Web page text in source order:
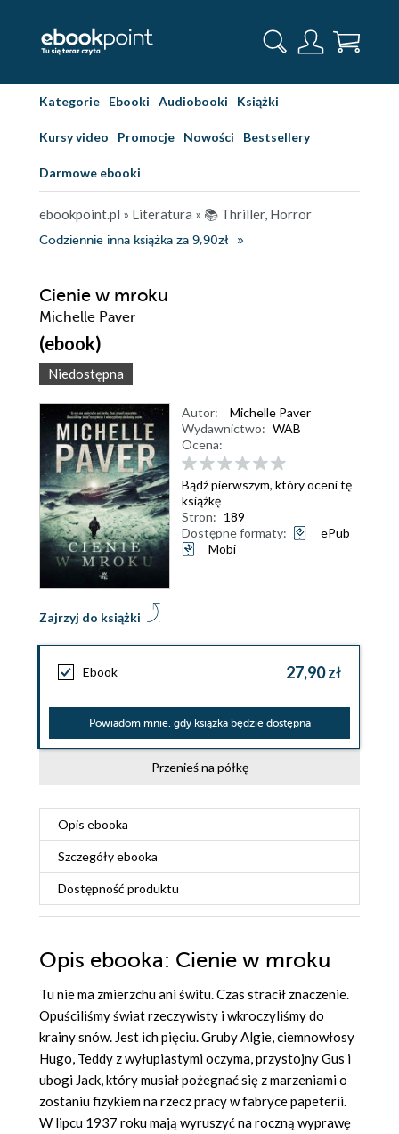
Kategorie Ebooki Audiobooki Książki
Kursy video Promocje Nowości Bestsellery
Darmowe ebooki
ebookpoint.pl » Literatura » 📚 Thriller, Horror
Codziennie inna książka za 9,90zł
Cienie w mroku
Michelle Paver
(ebook)
Niedostępna
Zajrzyj do książki
Autor:
Michelle Paver
Wydawnictwo: WAB
Ocena:
Bądź pierwszym, który oceni tę
książkę
Stron: 189
Dostępne formaty:
ePub
Mobi
Ebook 27,90 zł
Powiadom mnie, gdy książka będzie dostępna
Przenieś na półkę
Opis ebooka
Szczegółyebooka
Dostępność produktu
Opis ebooka: Cienie w mroku
Tu nie ma zmierzchu ani świtu. Czas stracił znaczenie.
Opuściliśmy świat rzeczywisty i wkroczyliśmy do
krainy snów. Jest ich pięciu. Gruby Algie, ciemnowłosy
Hugo, Teddy z wyłupiastymi oczyma, przystojny Gus i
ubogi Jack, który musiał pożegnać się z marzeniami o
zostaniu fizykiem na rzecz pracy w fabryce papeterii.
W lipcu 1937 roku mają wyruszyć na roczną wyprawę